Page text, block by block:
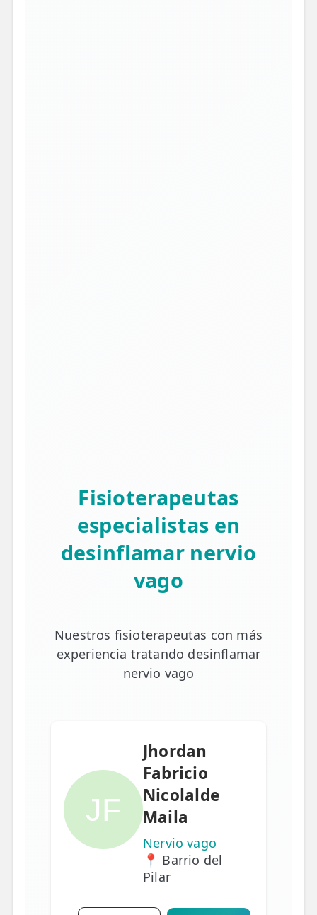
Fisioterapeutas
especialistas en
desinflamar nervio
vago
Nuestros fisioterapeutas con más
experiencia tratando desinflamar
nervio vago
JF
Jhordan
Fabricio
Nicolalde
Maila
Nervio vago
📍 Barrio del
Pilar